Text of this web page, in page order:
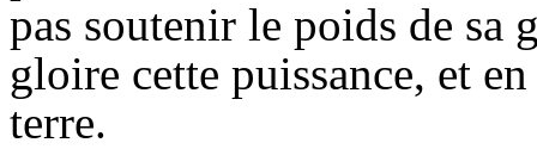
pas soutenir le poids de sa
gloire cette puissance, et
terre.